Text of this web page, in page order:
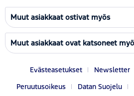
Muut asiakkaat ostivat myös
Muut asiakkaat ovat katsoneet
Evästeasetukset Newsletter
Peruutusoikeus
Datan Suojelu